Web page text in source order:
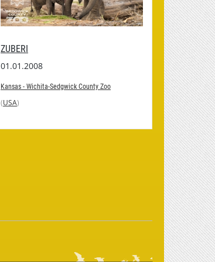
ZUBERI
01.01.2008
Kansas - Wichita-Sedgwick County Zoo
(USA)
TALIA
01.01.2011
Kansas -
(USA)